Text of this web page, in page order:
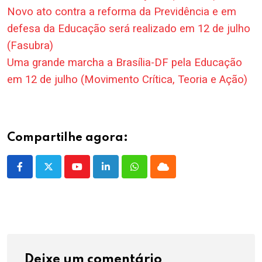
Novo ato contra a reforma da Previdência e em
defesa da Educação será realizado em 12 de julho
(Fasubra)
Uma grande marcha a Brasília-DF pela Educação
em 12 de julho (Movimento Crítica, Teoria e Ação)
Compartilhe agora:
YoutubeLinkedInWhatsappCloud